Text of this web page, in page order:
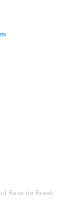
Base de Break